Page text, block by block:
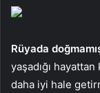
Rüyada
yaşadığı hayattan
daha iyi hale